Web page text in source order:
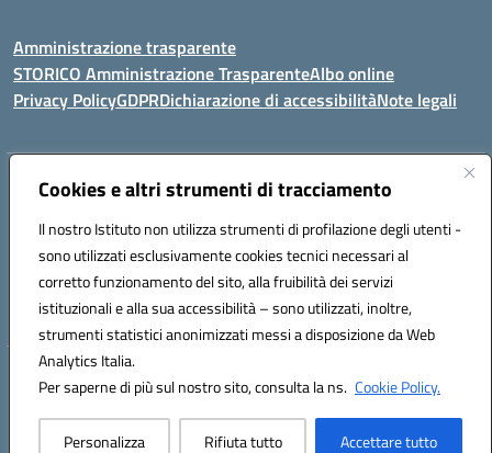
Cookies e altri strumenti di tracciamento
Il nostro Istituto non utilizza strumenti di profilazione degli utenti -
sono utilizzati esclusivamente cookies tecnici necessari al
corretto funzionamento del sito, alla fruibilità dei servizi
istituzionali e alla sua accessibilità – sono utilizzati, inoltre,
strumenti statistici anonimizzati messi a disposizione da Web
Analytics Italia.
Per saperne di più sul nostro sito, consulta la ns. Cookie Policy.
Personalizza Rifiuta tutto Accettare tutto
Amministrazione trasparente
STORICO Amministrazione TrasparenteAlbo online
Privacy PolicyGDPRDichiarazione di accessibilitàNote legali
Indirizzo:Piazza S. G. Bosco, 1 95014 Giarre (CT)
Posta elettronica certificata (PEC):ctic8az00a@pec.istruzione.it
Codice fiscale: 92001680872
Codice meccanografico: CTIC8AZ00A
Hosting & Powered by 3D Solution S.r.l.
Concept & Design by Designers Italia